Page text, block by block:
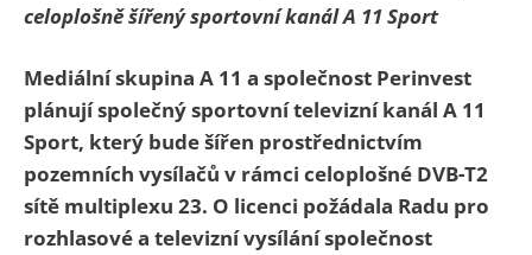
celoplošně šířený sportovní kanál A 11 Sport
Mediální skupina A 11 a společnost Perinvest
plánují společný sportovní televizní kanál A 11
Sport, který bude šířen prostřednictvím
pozemních vysílačů v rámci celoplošné DVB-T2
sítě multiplexu 23. O licenci požádala Radu pro
rozhlasové a televizní vysílání společnost